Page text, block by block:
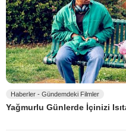
Haberler - Gündemdeki Filmler
Yağmurlu Günlerde İçinizi